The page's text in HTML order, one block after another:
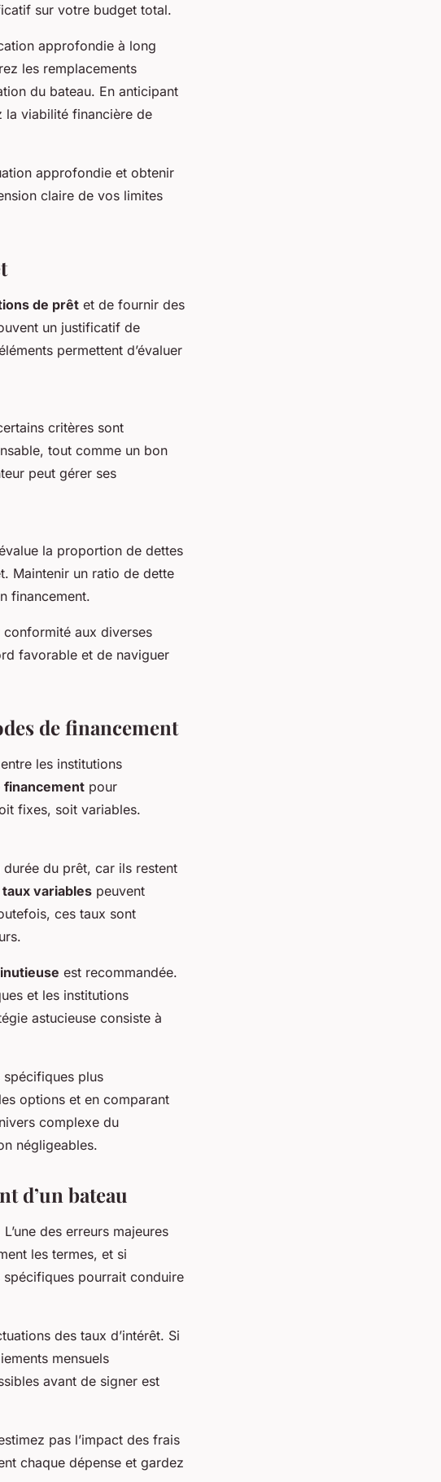
sur votre budget total.
approfondie à long
les remplacements
du bateau. En anticipant
la viabilité financière de
approfondie et obtenir
claire de vos limites
de prêt et de fournir des
un justificatif de
permettent d’évaluer
critères sont
tout comme un bon
peut gérer ses
la proportion de dettes
Maintenir un ratio de dette
financement.
conformité aux diverses
favorable et de naviguer
de financement
les institutions
financement pour
fixes, soit variables.
du prêt, car ils restent
taux variables peuvent
ces taux sont
est recommandée.
et les institutions
astucieuse consiste à
plus
options et en comparant
complexe du
négligeables.
d’un bateau
des erreurs majeures
les termes, et si
spécifiques pourrait conduire
des taux d’intérêt. Si
mensuels
avant de signer est
pas l’impact des frais
chaque dépense et gardez